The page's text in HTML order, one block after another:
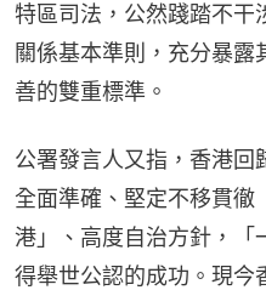
特區司法，公然踐踏不干
關係基本準則，充分暴
善的雙重標準。
公署發言人又指，香港回
全面準確、堅定不移貫徹
港」、高度自治方針，「
得舉世公認的成功。現今